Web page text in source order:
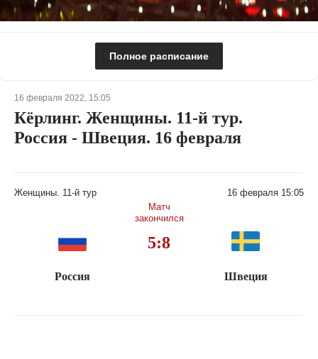
Полное расписание
16 февраля 2022, 15:05
Кёрлинг. Женщины. 11-й тур.
Россия - Швеция. 16 февраля
Женщины. 11-й тур
Матч
закончился
16 февраля 15:05
Россия
5:8
Швеция